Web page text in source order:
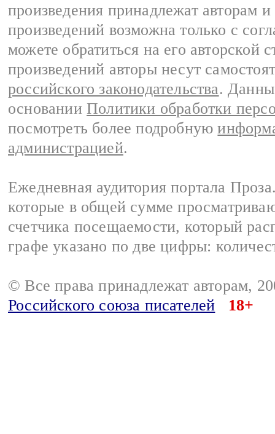
произведения принадлежат авторам
произведений возможна только с
можете обратиться на его авторской
произведений авторы несут
российского законодательства.
основании Политики обработки
посмотреть более подробную
администрацией.
Ежедневная аудитория портала
которые в общей сумме
счетчика посещаемости, который
графе указано по две цифры:
© Все права принадлежат авторам,
Российского союза писателей
18+